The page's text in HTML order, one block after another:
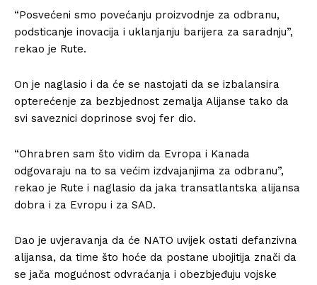
“Posvećeni smo povećanju proizvodnje za odbranu,
podsticanje inovacija i uklanjanju barijera za saradnju”,
rekao je Rute.
On je naglasio i da će se nastojati da se izbalansira
opterećenje za bezbjednost zemalja Alijanse tako da
svi saveznici doprinose svoj fer dio.
“Ohrabren sam što vidim da Evropa i Kanada
odgovaraju na to sa većim izdvajanjima za odbranu”,
rekao je Rute i naglasio da jaka transatlantska alijansa
dobra i za Evropu i za SAD.
Dao je uvjeravanja da će NATO uvijek ostati defanzivna
alijansa, da time što hoće da postane ubojitija znači da
se jača mogućnost odvraćanja i obezbjeđuju vojske